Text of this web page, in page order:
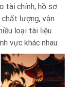
tài chính, hồ sơ
lượng, vận
loại tài liệu
vực khác nhau.